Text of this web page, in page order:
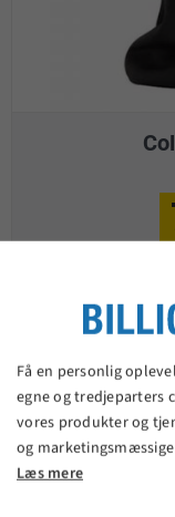
Få en personlig
egne og tredjeparters
vores produkter og
og
Læs mere